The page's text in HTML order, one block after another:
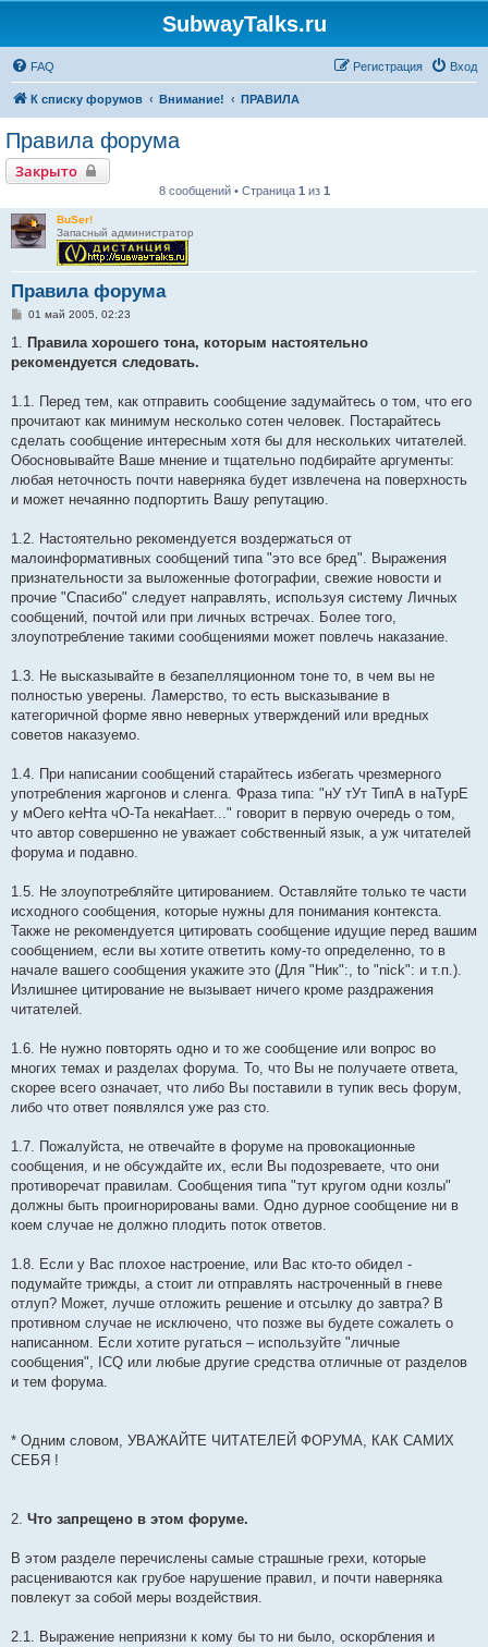
SubwayTalks.ru
FAQ Вход
Регистрация
К списку форумов Внимание! ПРАВИЛА
Правила форума
Закрыто
8 сообщений • Страница 1 из 1
BuSer!
Запасный администратор
Правила форума
С
о
щ
и
е
01 май 2005, 02:23
1. Правила хорошего тона, которым настоятельно
рекомендуется следовать.
1.1. Перед тем, как отправить сообщение задумайтесь о том, что его
прочитают как минимум несколько сотен человек. Постарайтесь
сделать сообщение интересным хотя бы для нескольких читателей.
Обосновывайте Ваше мнение и тщательно подбирайте аргументы:
любая неточность почти наверняка будет извлечена на поверхность
и может нечаянно подпортить Вашу репутацию.
1.2. Настоятельно рекомендуется воздержаться от
малоинформативных сообщений типа "это все бред". Выражения
признательности за выложенные фотографии, свежие новости и
прочие "Спасибо" следует направлять, используя систему Личных
сообщений, почтой или при личных встречах. Более того,
злоупотребление такими сообщениями может повлечь наказание.
1.3. Не высказывайте в безапелляционном тоне то, в чем вы не
полностью уверены. Ламерство, то есть высказывание в
категоричной форме явно неверных утверждений или вредных
советов наказуемо.
1.4. При написании сообщений старайтесь избегать чрезмерного
употребления жаргонов и сленга. Фраза типа: "нУ тУт ТипА в наТурЕ
у мОего кеНта чО-Та некаНает..." говорит в первую очередь о том,
что автор совершенно не уважает собственный язык, а уж читателей
форума и подавно.
1.5. Не злоупотребляйте цитированием. Оставляйте только те части
исходного сообщения, которые нужны для понимания контекста.
Также не рекомендуется цитировать сообщение идущие перед вашим
сообщением, если вы хотите ответить кому-то определенно, то в
начале вашего сообщения укажите это (Для "Ник":, to "niсk": и т.п.).
Излишнее цитирование не вызывает ничего кроме раздражения
читателей.
1.6. Не нужно повторять одно и то же сообщение или вопрос во
многих темах и разделах форума. То, что Вы не получаете ответа,
скорее всего означает, что либо Вы поставили в тупик весь форум,
либо что ответ появлялся уже раз сто.
1.7. Пожалуйста, не отвечайте в форуме на провокационные
сообщения, и не обсуждайте их, если Вы подозреваете, что они
противоречат правилам. Сообщения типа "тут кругом одни козлы"
должны быть проигнорированы вами. Одно дурное сообщение ни в
коем случае не должно плодить поток ответов.
1.8. Если у Вас плохое настроение, или Вас кто-то обидел -
подумайте трижды, а стоит ли отправлять настроченный в гневе
отлуп? Может, лучше отложить решение и отсылку до завтра? В
противном случае не исключено, что позже вы будете сожалеть о
написанном. Если хотите ругаться – используйте "личные
сообщения", IСQ или любые другие средства отличные от разделов
и тем форума.
* Одним словом, УВАЖАЙТЕ ЧИТАТЕЛЕЙ ФОРУМА, КАК САМИХ
СЕБЯ !
2. Что запрещено в этом форуме.
В этом разделе перечислены самые страшные грехи, которые
расцениваются как грубое нарушение правил, и почти наверняка
повлекут за собой меры воздействия.
2.1. Выражение неприязни к кому бы то ни было, оскорбления и